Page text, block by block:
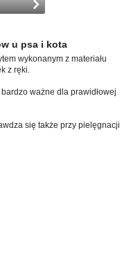
u psa i kota
wykonanym z materiału
z ręki.
ważne dla prawidłowej
się także przy pielęgnacji